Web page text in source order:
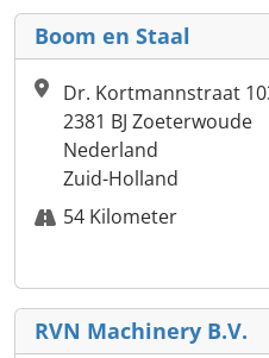
Boom en Staal
Dr. Kortmannstraat
2381 BJ Zoeterwoude
Nederland
Zuid-Holland
54 Kilometer
RVN Machinery B.V.